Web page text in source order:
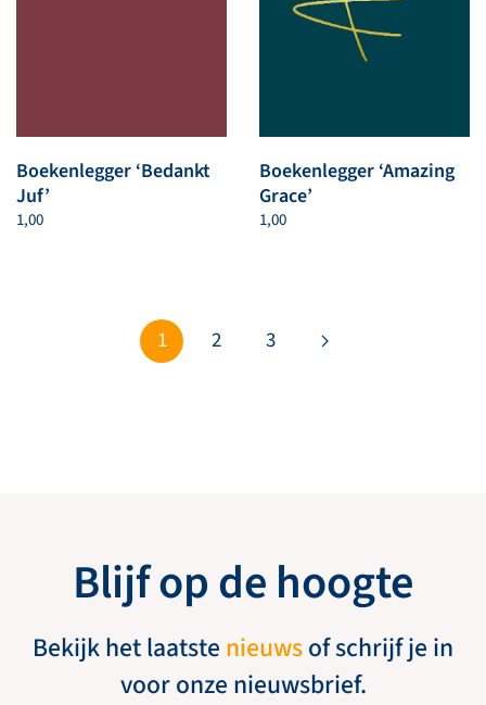
Boekenlegger ‘Bedankt
Juf’
1,00
Boekenlegger ‘Amazing
Grace’
1,00
1 2 3
Blijf op de hoogte
Bekijk het laatste nieuwsof schrijf je in
voor onze nieuwsbrief.